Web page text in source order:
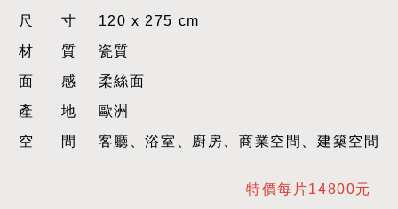
尺寸120 x 275 cm
材質瓷質
面感柔絲面
產地歐洲
空間客廳、浴室、廚房、商業空間、建築空間
特價每片14800元